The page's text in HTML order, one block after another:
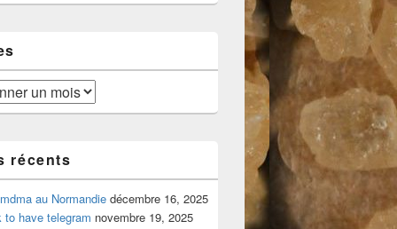
récents
au Normandie décembre 16, 2025
to have telegram novembre 19, 2025